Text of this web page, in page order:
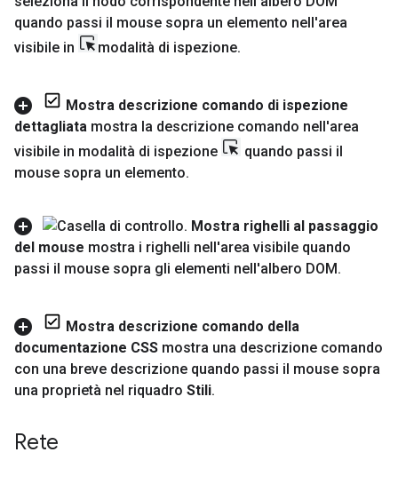
quando passi il mouse sopra un elemento nell'area
visibile in
modalità di ispezione.
Mostra descrizione comando di ispezione
dettagliata mostra la descrizione comando nell'area
visibile in modalità di ispezione
quando passi il
mouse sopra un elemento.
Mostra righelli al passaggio
del mouse mostra i righelli nell'area visibile quando
passi il mouse sopra gli elementi nell'albero DOM.
Mostra descrizione comando della
documentazione CSS mostra una descrizione comando
con una breve descrizione quando passi il mouse sopra
una proprietà nel riquadro Stili.
Rete